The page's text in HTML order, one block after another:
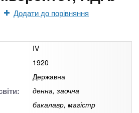
кордоном
Додати до порівняння
IV
1920
Державна
денна, заочна
бакалавр, магістр